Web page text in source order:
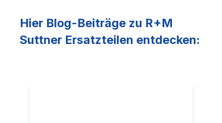
Hier Blog-Beiträge zu R+M
Suttner Ersatzteilen entdecken: